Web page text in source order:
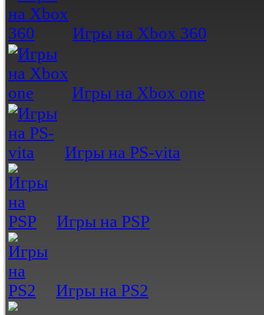
Игры на Xbox 360
Игры на Xbox one
Игры на PS-vita
Игры на PSP
Игры на PS2